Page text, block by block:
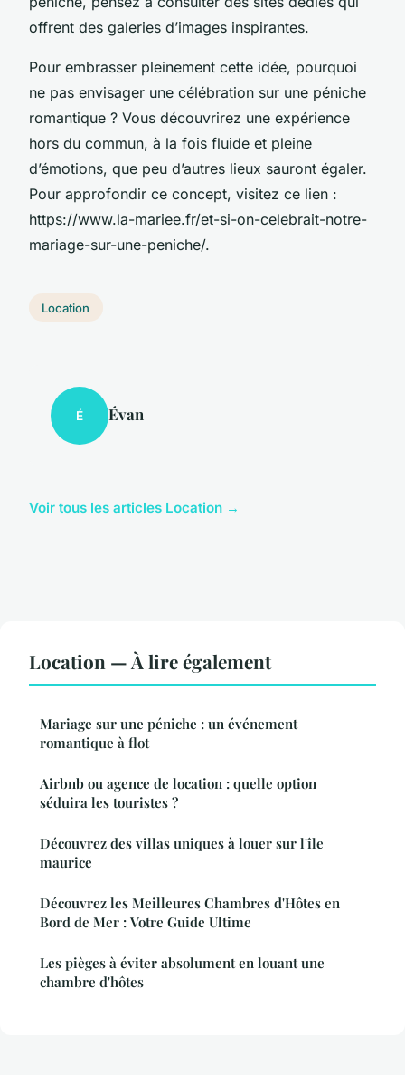
offrent des galeries d’images inspirantes.
Pour embrasser pleinement cette idée, pourquoi
ne pas envisager une célébration sur une péniche
romantique ? Vous découvrirez une expérience
hors du commun, à la fois fluide et pleine
d’émotions, que peu d’autres lieux sauront égaler.
Pour approfondir ce concept, visitez ce lien :
https://www.la-mariee.fr/et-si-on-celebrait-notre-
mariage-sur-une-peniche/.
Location
É Évan
Voir tous les articles Location →
Location — À lire également
Mariage sur une péniche : un événement
romantique à flot
Airbnb ou agence de location : quelle option
séduira les touristes ?
Découvrez des villas uniques à louer sur l'île
maurice
Découvrez les Meilleures Chambres d'Hôtes en
Bord de Mer : Votre Guide Ultime
Les pièges à éviter absolument en louant une
chambre d'hôtes